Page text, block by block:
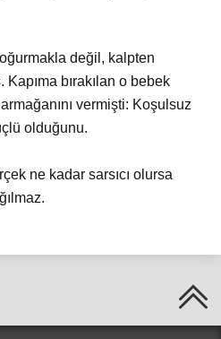
değil, kalpten
bırakılan o bebek
vermişti: Koşulsuz
olduğunu.
ne kadar sarsıcı olursa